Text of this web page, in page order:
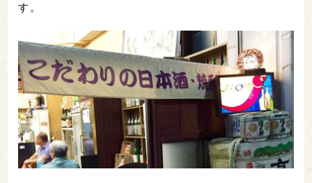
す。